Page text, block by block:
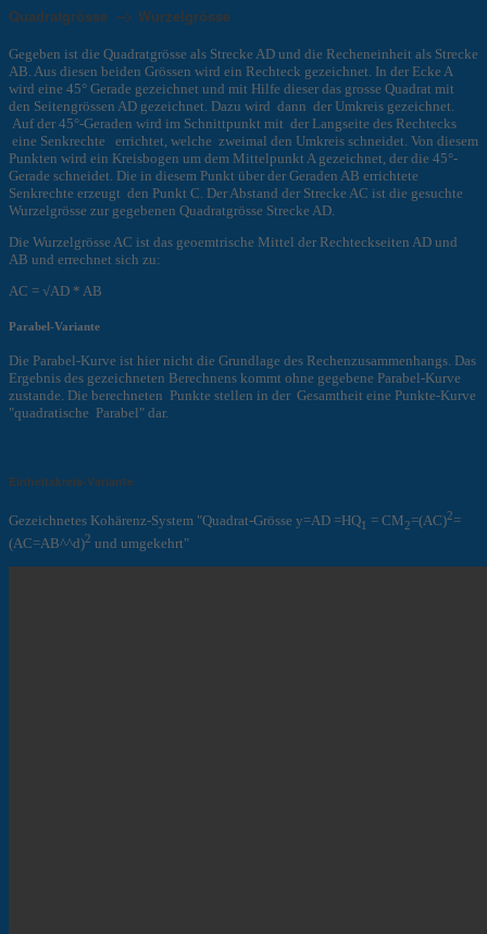
Quadratgrösse --> Wurzelgrösse
Gegeben ist die Quadratgrösse als Strecke AD und die Recheneinheit als Strecke
AB. Aus diesen beiden Grössen wird ein Rechteck gezeichnet. In der Ecke A
wird eine 45° Gerade gezeichnet und mit Hilfe dieser das grosse Quadrat mit
den Seitengrössen AD gezeichnet. Dazu wird dann der Umkreis gezeichnet.
Auf der 45°-Geraden wird im Schnittpunkt mit der Langseite des Rechtecks
eine Senkrechte errichtet, welche zweimal den Umkreis schneidet. Von diesem
Punkten wird ein Kreisbogen um dem Mittelpunkt A gezeichnet, der die 45°-
Gerade schneidet. Die in diesem Punkt über der Geraden AB errichtete
Senkrechte erzeugt den Punkt C. Der Abstand der Strecke AC ist die gesuchte
Wurzelgrösse zur gegebenen Quadratgrösse Strecke AD.
Die Wurzelgrösse AC ist das geoemtrische Mittel der Rechteckseiten AD und
AB und errechnet sich zu:
AC = √AD * AB
Parabel-Variante
Die Parabel-Kurve ist hier nicht die Grundlage des Rechenzusammenhangs. Das
Ergebnis des gezeichneten Berechnens kommt ohne gegebene Parabel-Kurve
zustande. Die berechneten Punkte stellen in der Gesamtheit eine Punkte-Kurve
"quadratische Parabel" dar.
Einheitskreis-Variante
Gezeichnetes Kohärenz-System "Quadrat-Grösse y=AD =HQ1 = CM2=(AC)2=
(AC=AB^^d)2 und umgekehrt"